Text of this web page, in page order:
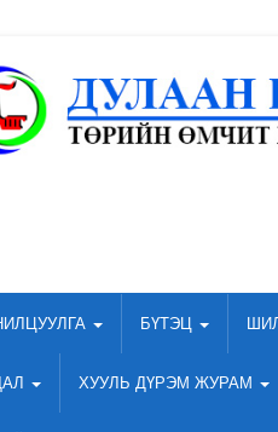
БҮТЭЦ
ХУУЛЬ ДҮРЭМ ЖУРАМ